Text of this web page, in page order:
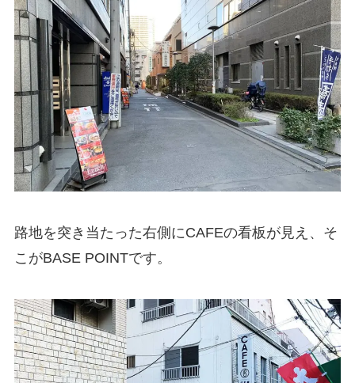
路地を突き当たった右側にCAFEの看板が見え、そ
こがBASE POINTです。